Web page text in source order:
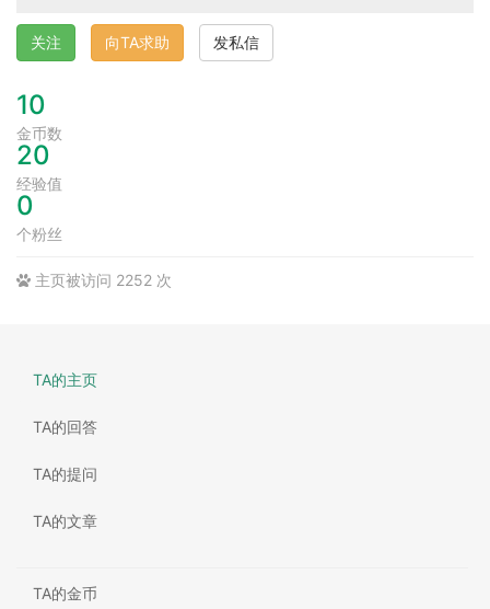
关注 向TA求助 发私信
10
金币数
20
经验值
0
个粉丝
主页被访问 2252 次
TA的主页
TA的回答
TA的提问
TA的文章
TA的金币